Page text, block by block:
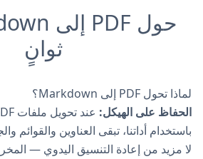
ثوانٍ
لماذا تحول PDF إلى Markdown؟
الحفاظ على الهيكل:
باستخدام أداتنا، تبقى العناوين والقوائم
لا مزيد من إعادة التنسيق اليدوي —